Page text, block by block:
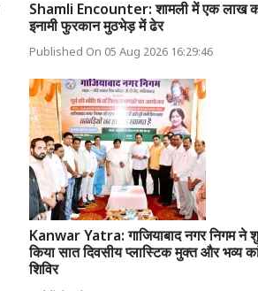
Shamli Encounter: शामली में एक लाख
इनामी फुरकान मुठभेड़ में ढेर
Published On 05 Aug 2026 16:29:46
Kanwar Yatra: गाजियाबाद नगर निगम ने
किया सात दिवसीय प्लास्टिक मुक्त और भव्य
शिविर